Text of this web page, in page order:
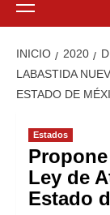
primario
INICIO 2020
LABASTIDA
ESTADO DE
Estados
Ley de
Estado